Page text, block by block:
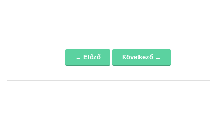
← Előző Következő →